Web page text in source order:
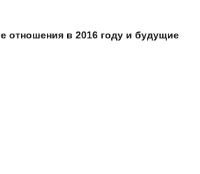
отношения в 2016 году и будущие